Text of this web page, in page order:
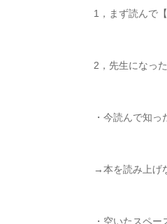
1 ，まず読んで
2 ，先生になっ
・今読んで知
→本を読み上げ
・空いたスペー